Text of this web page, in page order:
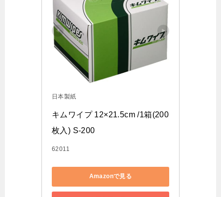
日本製紙
キムワイプ 12×21.5cm /1箱(200
枚入) S-200
62011
Amazonで見る